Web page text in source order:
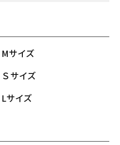
サイズ
サイズ
サイズ